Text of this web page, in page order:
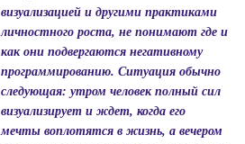
визуализацией и другими практиками
личностного роста, не понимают где и
как они подвергаются негативному
программированию. Ситуация обычно
следующая: утром человек полный сил
визуализирует и ждет, когда его
мечты воплотятся в жизнь, а вечером